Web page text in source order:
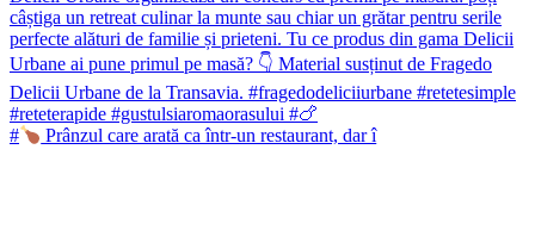
# Prânzul care arată ca într-un restaurant, dar î